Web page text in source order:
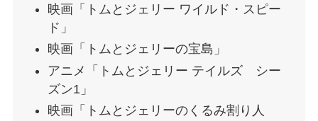
映画「トムとジェリー ワイルド・スピー
ド」
映画「トムとジェリーの宝島」
アニメ「トムとジェリー テイルズ シー
ズン1」
映画「トムとジェリーのくるみ割り人